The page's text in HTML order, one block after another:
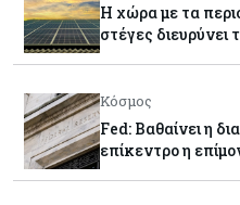
Η χώρα με τα
στέγες διευρύνει
Κόσμος
Fed: Βαθαίνει η
επίκεντρο η